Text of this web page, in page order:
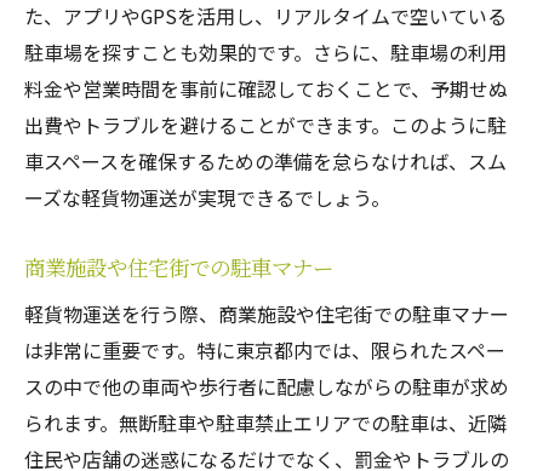
た、アプリやGPSを活用し、リアルタイムで空いている
駐車場を探すことも効果的です。さらに、駐車場の利用
料金や営業時間を事前に確認しておくことで、予期せぬ
出費やトラブルを避けることができます。このように駐
車スペースを確保するための準備を怠らなければ、スム
ーズな軽貨物運送が実現できるでしょう。
商業施設や住宅街での駐車マナー
軽貨物運送を行う際、商業施設や住宅街での駐車マナー
は非常に重要です。特に東京都内では、限られたスペー
スの中で他の車両や歩行者に配慮しながらの駐車が求め
られます。無断駐車や駐車禁止エリアでの駐車は、近隣
住民や店舗の迷惑になるだけでなく、罰金やトラブルの